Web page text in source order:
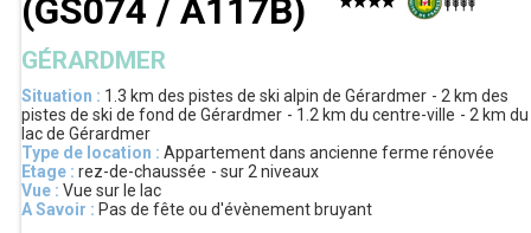
(GS074 / A117B)
GÉRARDMER
Situation : 1.3 km des pistes de ski alpin de Gérardmer 2 km des
pistes de ski de fond de Gérardmer
1.2 km du centre-ville 2 km du
lac de Gérardmer
Type de location : Appartement dans ancienne ferme rénovée
Etage : rez-de-chaussée
sur 2 niveaux
Vue : Vue sur le lac
A Savoir : Pas de fête ou d'évènement bruyant